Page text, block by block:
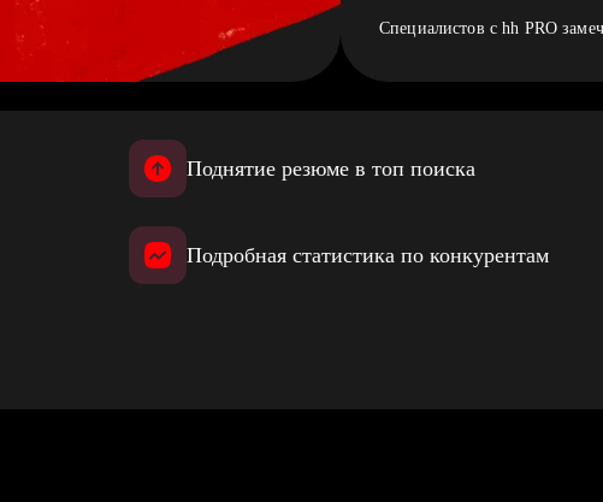
Специалистов с hh PRO
Поднятие резюме в топ поиска
Подробная статистика по конкурентам